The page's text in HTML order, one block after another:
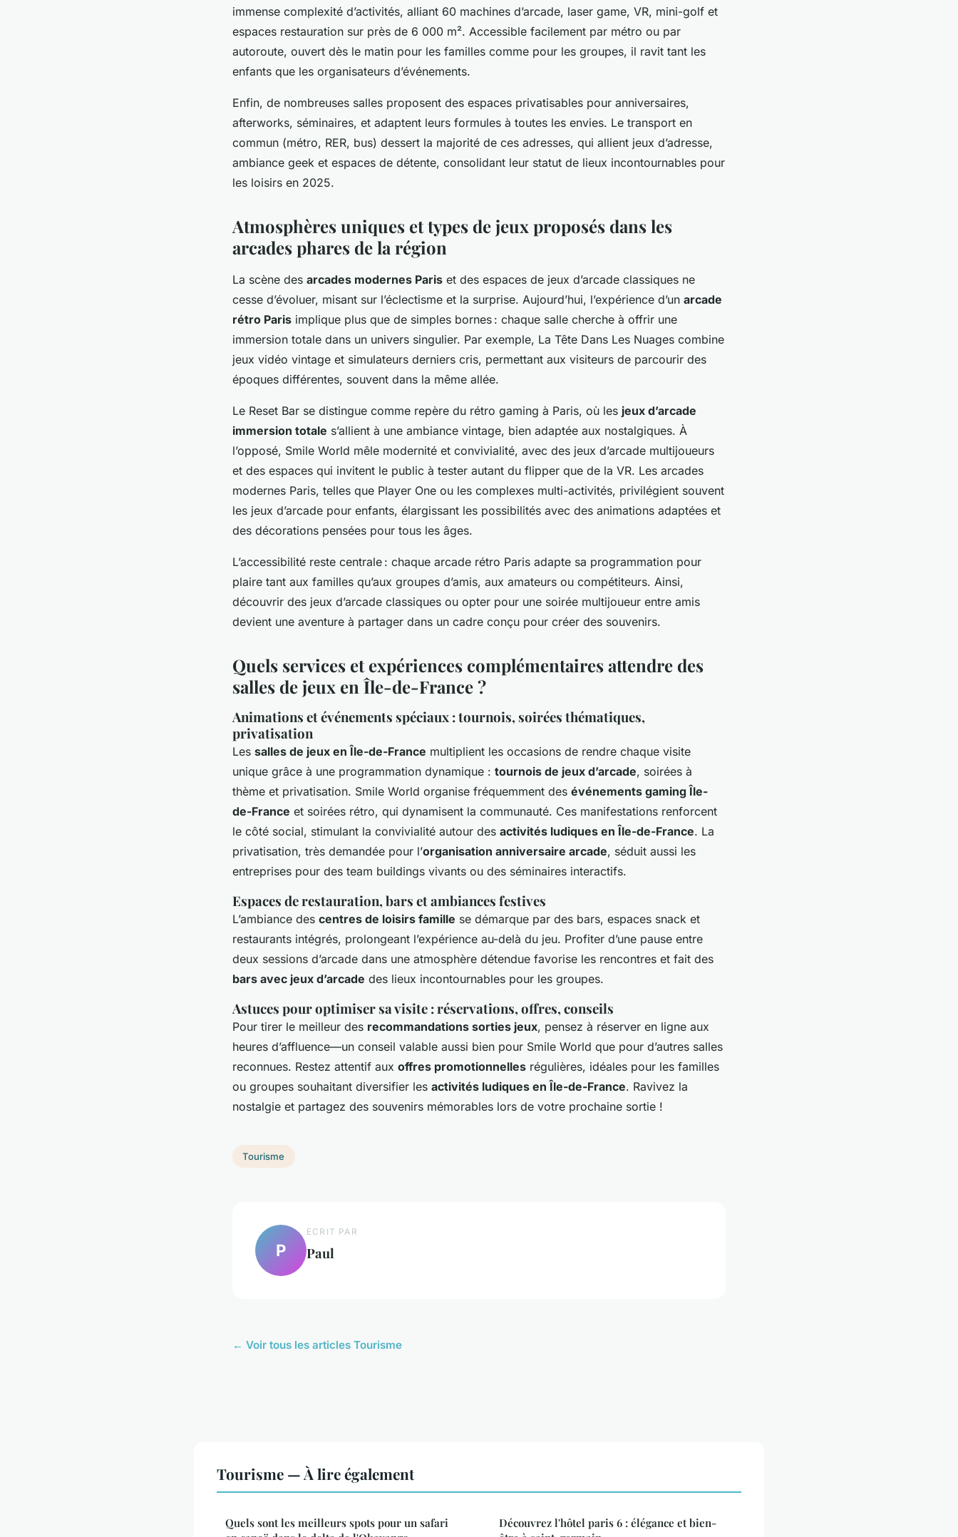
immense complexité d’activités, alliant 60 machines d’arcade, laser game, VR, mini-golf et
espaces restauration sur près de 6 000 m². Accessible facilement par métro ou par
autoroute, ouvert dès le matin pour les familles comme pour les groupes, il ravit tant les
enfants que les organisateurs d’événements.
Enfin, de nombreuses salles proposent des espaces privatisables pour anniversaires,
afterworks, séminaires, et adaptent leurs formules à toutes les envies. Le transport en
commun (métro, RER, bus) dessert la majorité de ces adresses, qui allient jeux d’adresse,
ambiance geek et espaces de détente, consolidant leur statut de lieux incontournables pour
les loisirs en 2025.
Atmosphères uniques et types de jeux proposés dans les
arcades phares de la région
La scène des arcades modernes Paris et des espaces de jeux d’arcade classiques ne
cesse d’évoluer, misant sur l’éclectisme et la surprise. Aujourd’hui, l’expérience d’un arcade
rétro Paris implique plus que de simples bornes : chaque salle cherche à offrir une
immersion totale dans un univers singulier. Par exemple, La Tête Dans Les Nuages combine
jeux vidéo vintage et simulateurs derniers cris, permettant aux visiteurs de parcourir des
époques différentes, souvent dans la même allée.
Le Reset Bar se distingue comme repère du rétro gaming à Paris, où les jeux d’arcade
immersion totale s’allient à une ambiance vintage, bien adaptée aux nostalgiques. À
l’opposé, Smile World mêle modernité et convivialité, avec des jeux d’arcade multijoueurs
et des espaces qui invitent le public à tester autant du flipper que de la VR. Les arcades
modernes Paris, telles que Player One ou les complexes multi-activités, privilégient souvent
les jeux d’arcade pour enfants, élargissant les possibilités avec des animations adaptées et
des décorations pensées pour tous les âges.
L’accessibilité reste centrale : chaque arcade rétro Paris adapte sa programmation pour
plaire tant aux familles qu’aux groupes d’amis, aux amateurs ou compétiteurs. Ainsi,
découvrir des jeux d’arcade classiques ou opter pour une soirée multijoueur entre amis
devient une aventure à partager dans un cadre conçu pour créer des souvenirs.
Quels services et expériences complémentaires attendre des
salles de jeux en Île-de-France ?
Animations et événements spéciaux : tournois, soirées thématiques,
privatisation
Les salles de jeux en Île-de-France multiplient les occasions de rendre chaque visite
unique grâce à une programmation dynamique : tournois de jeux d’arcade, soirées à
thème et privatisation. Smile World organise fréquemment des événements gaming Île-
de-France et soirées rétro, qui dynamisent la communauté. Ces manifestations renforcent
le côté social, stimulant la convivialité autour des activités ludiques en Île-de-France. La
privatisation, très demandée pour l’organisation anniversaire arcade, séduit aussi les
entreprises pour des team buildings vivants ou des séminaires interactifs.
Espaces de restauration, bars et ambiances festives
L’ambiance des centres de loisirs famille se démarque par des bars, espaces snack et
restaurants intégrés, prolongeant l’expérience au-delà du jeu. Profiter d’une pause entre
deux sessions d’arcade dans une atmosphère détendue favorise les rencontres et fait des
bars avec jeux d’arcade des lieux incontournables pour les groupes.
Astuces pour optimiser sa visite : réservations, offres, conseils
Pour tirer le meilleur des recommandations sorties jeux, pensez à réserver en ligne aux
heures d’affluence—un conseil valable aussi bien pour Smile World que pour d’autres salles
reconnues. Restez attentif aux offres promotionnelles régulières, idéales pour les familles
ou groupes souhaitant diversifier les activités ludiques en Île-de-France. Ravivez la
nostalgie et partagez des souvenirs mémorables lors de votre prochaine sortie !
Tourisme
P
ECRIT PAR
Paul
← Voir tous les articles Tourisme
Tourisme — À lire également
Quels sont les meilleurs spots pour un safari
Découvrez l'hôtel paris 6 : élégance et bien-